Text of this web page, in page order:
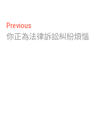
文
章
Previous
post:
你正為法律訴訟糾紛煩